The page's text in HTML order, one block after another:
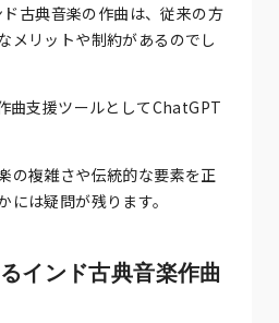
古典音楽の作曲は、従来の方
メリットや制約があるのでし
曲支援ツールとしてChatGPT
の複雑さや伝統的な要素を正
は疑問が残ります。
インド古典音楽作曲